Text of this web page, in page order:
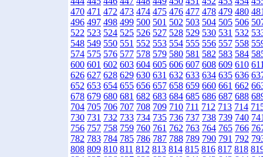
470 471 472 473 474 475 476 477 478 479 480
496 497 498 499 500 501 502 503 504 505 506
522 523 524 525 526 527 528 529 530 531 532
548 549 550 551 552 553 554 555 556 557 558
574 575 576 577 578 579 580 581 582 583 584
600 601 602 603 604 605 606 607 608 609 610
626 627 628 629 630 631 632 633 634 635 636
652 653 654 655 656 657 658 659 660 661 662
678 679 680 681 682 683 684 685 686 687 688
704 705 706 707 708 709 710 711 712 713 714
730 731 732 733 734 735 736 737 738 739 740
756 757 758 759 760 761 762 763 764 765 766
782 783 784 785 786 787 788 789 790 791 792
808 809 810 811 812 813 814 815 816 817 818